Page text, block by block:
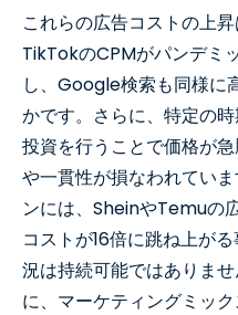
これらの広告コストの上
TikTokのCPMがパンデミ
し、Google検索も同様に
かです。さらに、特定の
投資を行うことで価格が
や一貫性が損なわれてい
ンには、SheinやTemuの
コストが16倍に跳ね上が
況は持続可能ではありま
に、マーケティングミッ